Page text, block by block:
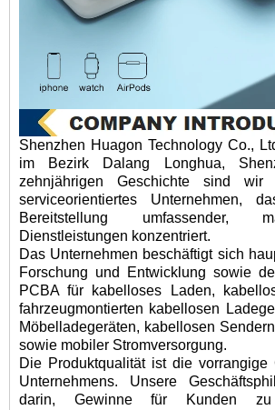
Shenzhen Huagon Technology Co.,
im Bezirk Dalang Longhua,
zehnjährigen Geschichte sind wir
serviceorientiertes Unternehmen,
Bereitstellung umfassender,
Dienstleistungen konzentriert.
Das Unternehmen beschäftigt sich
Forschung und Entwicklung sowie
PCBA für kabelloses Laden,
fahrzeugmontierten kabellosen
Möbelladegeräten, kabellosen
sowie mobiler Stromversorgung.
Die Produktqualität ist die vorrangige
Unternehmens. Unsere
darin, Gewinne für Kunden